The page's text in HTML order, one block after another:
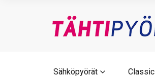
Sähköpyörät